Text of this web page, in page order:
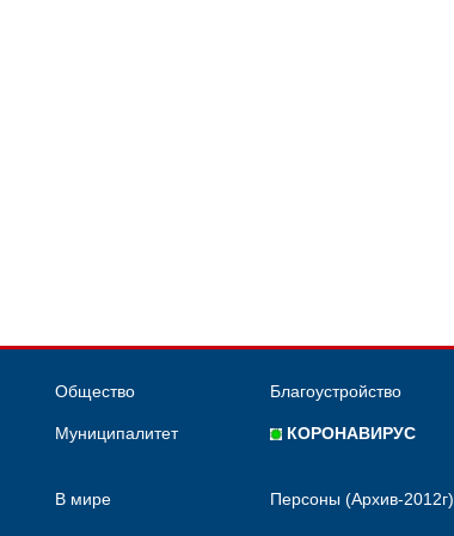
Общество Благоустройство
Муниципалитет КОРОНАВИРУС
В мире Персоны (Архив-2012г)